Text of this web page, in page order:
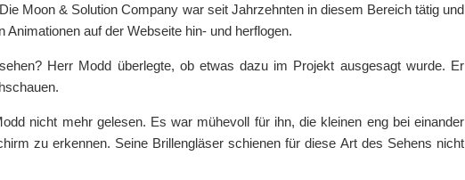
Moon & Solution Company war seit Jahrzehnten in diesem Bereich tätig und
auf der Webseite hin- und herflogen.
Herr Modd überlegte, ob etwas dazu im Projekt ausgesagt wurde. Er
nicht mehr gelesen. Es war mühevoll für ihn, die kleinen eng bei einander
zu erkennen. Seine Brillengläser schienen für diese Art des Sehens nicht